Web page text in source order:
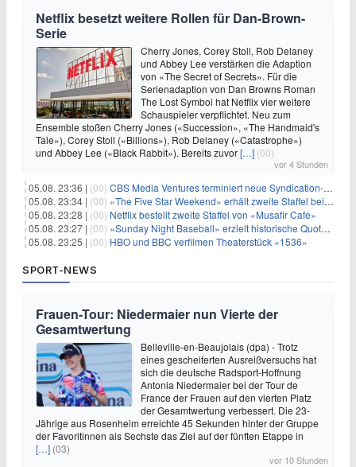
Netflix besetzt weitere Rollen für Dan-Brown-
Serie
Cherry Jones, Corey Stoll, Rob Delaney
und Abbey Lee verstärken die Adaption
von «The Secret of Secrets». Für die
Serienadaption von Dan Browns Roman
The Lost Symbol hat Netflix vier weitere
Schauspieler verpflichtet. Neu zum
Ensemble stoßen Cherry Jones («Succession», «The Handmaid's
Tale»), Corey Stoll («Billions»), Rob Delaney («Catastrophe»)
und Abbey Lee («Black Rabbit»). Bereits zuvor[…] (00)
vor 4 Stunden
05.08. 23:36 | (00) CBS Media Ventures terminiert neue Syndication-Formate
05.08. 23:34 | (00) «The Five Star Weekend» erhält zweite Staffel bei Peacock
05.08. 23:28 | (00) Netflix bestellt zweite Staffel von «Musafir Cafe»
05.08. 23:27 | (00) «Sunday Night Baseball» erzielt historische Quotenserie für NBC
05.08. 23:25 | (00) HBO und BBC verfilmen Theaterstück «1536»
SPORT-NEWS
Frauen-Tour: Niedermaier nun Vierte der
Gesamtwertung
Belleville-en-Beaujolais (dpa) - Trotz
eines gescheiterten Ausreißversuchs hat
sich die deutsche Radsport-Hoffnung
Antonia Niedermaier bei der Tour de
France der Frauen auf den vierten Platz
der Gesamtwertung verbessert. Die 23-
Jährige aus Rosenheim erreichte 45 Sekunden hinter der Gruppe
der Favoritinnen als Sechste das Ziel auf der fünften Etappe in
[…] (03)
vor 10 Stunden